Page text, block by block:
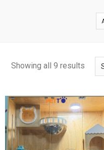
Showing all 9 results